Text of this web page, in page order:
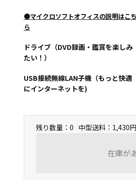
●マイクロソフトオフィスの説明はこち
ら
ドライブ（DVD録画・鑑賞を楽しみ
たい！）
USB接続無線LAN子機（もっと快適
にインターネットを)
残り数量：0 中型送料：1,430
在庫が